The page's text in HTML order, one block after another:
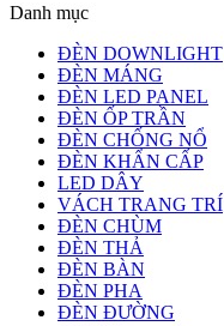
Danh mục
ĐÈN DOWNLIGHT
ĐÈN MÁNG
ĐÈN LED PANEL
ĐÈN ỐP TRẦN
ĐÈN CHỐNG NỔ
ĐÈN KHẨN CẤP
LED DÂY
VÁCH TRANG TRÍ
ĐÈN CHÙM
ĐÈN THẢ
ĐÈN BÀN
ĐÈN PHA
ĐÈN ĐƯỜNG